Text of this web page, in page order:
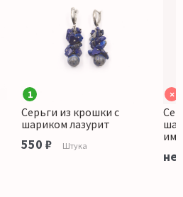
1
Серьги из крошки с
шариком лазурит
550 ₽ Штука
×